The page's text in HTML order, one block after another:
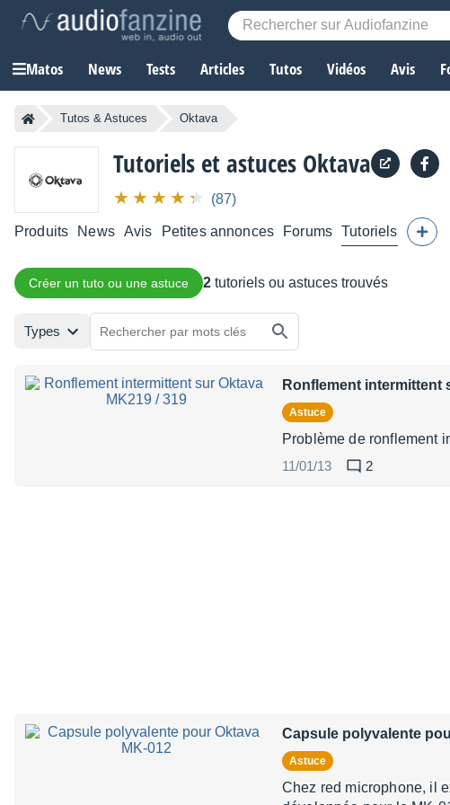
Matos News Tests Articles Tutos Vidéos Avis
Tutos & Astuces Oktava
Tutoriels et astuces Oktava
(87)
Produits News Avis Petites annonces Forums Tutoriels
Créer un tuto ou une astuce 2 tutoriels ou astuces trouvés
Types
Ronflement intermittent
Astuce
Problème de ronflement
11/01/13
2
Capsule polyvalente
Astuce
Chez red microphone, il